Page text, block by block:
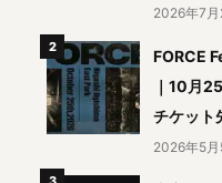
2026年7月
FORCE
｜10月
チケット
2026年5月